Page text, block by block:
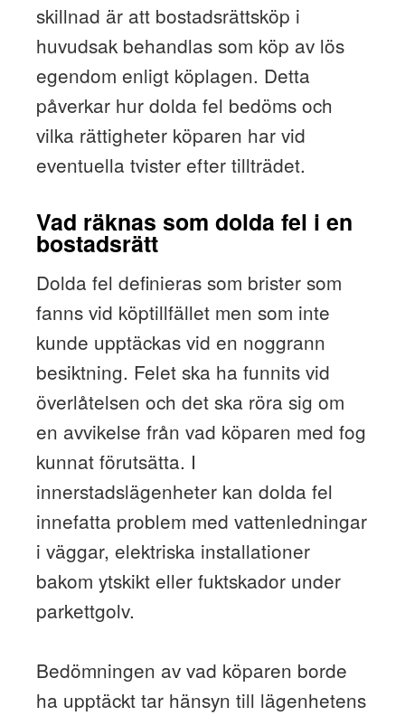
skillnad är att bostadsrättsköp i
huvudsak behandlas som köp av lös
egendom enligt köplagen. Detta
påverkar hur dolda fel bedöms och
vilka rättigheter köparen har vid
eventuella tvister efter tillträdet.
Vad räknas som dolda fel i en
bostadsrätt
Dolda fel definieras som brister som
fanns vid köptillfället men som inte
kunde upptäckas vid en noggrann
besiktning. Felet ska ha funnits vid
överlåtelsen och det ska röra sig om
en avvikelse från vad köparen med fog
kunnat förutsätta. I
innerstadslägenheter kan dolda fel
innefatta problem med vattenledningar
i väggar, elektriska installationer
bakom ytskikt eller fuktskador under
parkettgolv.
Bedömningen av vad köparen borde
ha upptäckt tar hänsyn till lägenhetens